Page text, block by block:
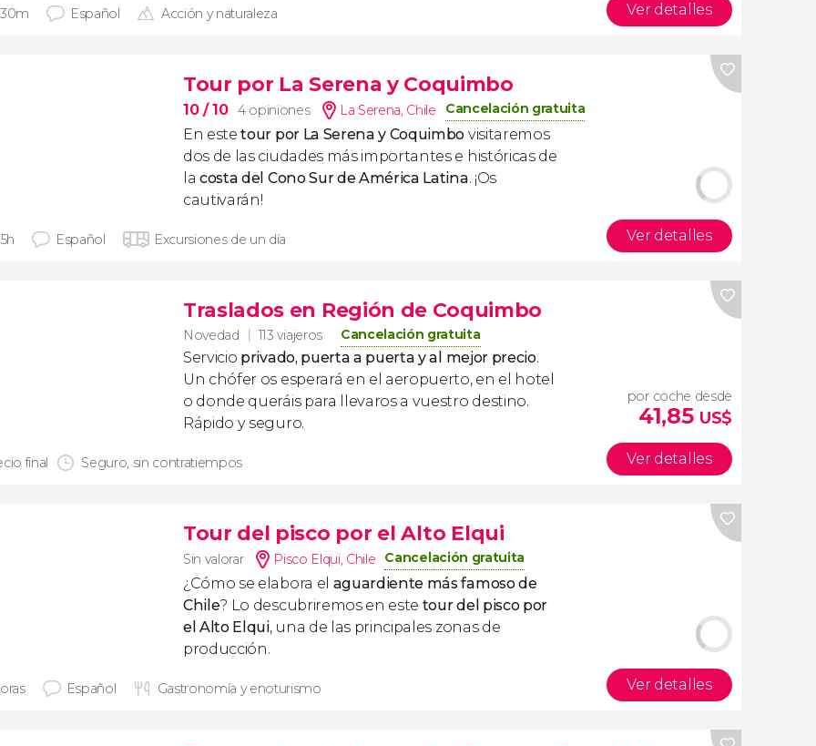
Español Acción y naturaleza Ver detalles
Tour por La Serena y Coquimbo
10/ 10 4 opiniones La Serena, Chile Cancelación gratuita
En estetour por La Serena y Coquimbo visitaremos
dos de las ciudades más importantes e históricas de
lacosta del Cono Sur de América Latina. ¡Os
cautivarán!
Español Excursiones de un día Ver detalles
Traslados en Región de Coquimbo
Novedad 113 viajeros Cancelación gratuita
Servicio privado, puerta a puerta y al mejor precio.
Un chófer os esperará en el aeropuerto, en el hotel
o donde queráis para llevaros a vuestro destino.
Rápido y seguro.
final Seguro, sin contratiempos
por coche desde
41,85 US$
Ver detalles
Tour del pisco por el Alto Elqui
Sin valorar Pisco Elqui, Chile Cancelación gratuita
¿Cómo se elabora el aguardiente más famoso de
Chile? Lo descubriremos en este tour del pisco por
el Alto Elqui, una de las principales zonas de
producción.
Español Gastronomía y enoturismo Ver detalles